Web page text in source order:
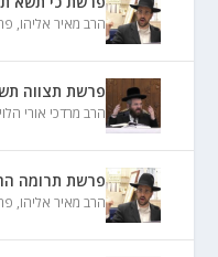
הרב מאיר אליהו,
פרשת תצווה
הרב מרדכי אורי
פרשת תרומה
הרב מאיר אליהו,